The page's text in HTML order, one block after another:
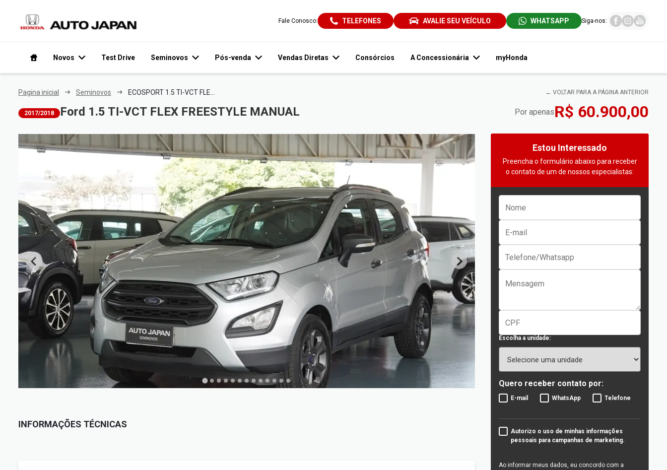
Fale Conosco: TELEFONES AVALIE SEU VEÍCULO WHATSAPP Siga-nos:
Novos Test Drive Seminovos Pós-venda Vendas Diretas Consórcios A Concessionária myHonda
Pagina inicial Seminovos ← VOLTAR PARA A PÁGINA ANTERIOR
2017/2018 Ford 1.5 TI-VCT FLEX FREESTYLE MANUAL
INFORMAÇÕES TÉCNICAS
Por apenasR$ 60.900,00
Estou Interessado
Preencha o formulário abaixo para receber
o contato de um de nossos especialistas:
Escolha a unidade:
Quero receber contato por:
E-mail WhatsApp Telefone
Autorizo o uso de minhas informações
pessoais para campanhas de marketing.
Ao informar meus dados, eu concordo com a